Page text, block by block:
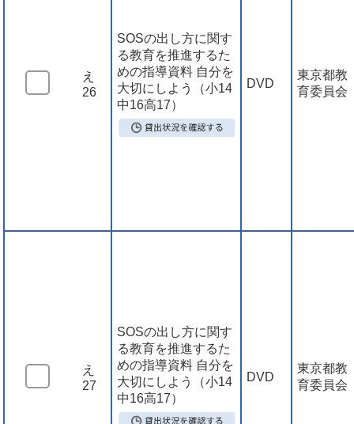
え
26
SOSの出し方に関す
る教育を推進するた
めの指導資料 自分を
大切にしよう（小14
中16高17）
DVD
東京都教
育委員会
え
27
SOSの出し方に関す
る教育を推進するた
めの指導資料 自分を
大切にしよう（小14
中16高17）
DVD
東京都教
育委員会